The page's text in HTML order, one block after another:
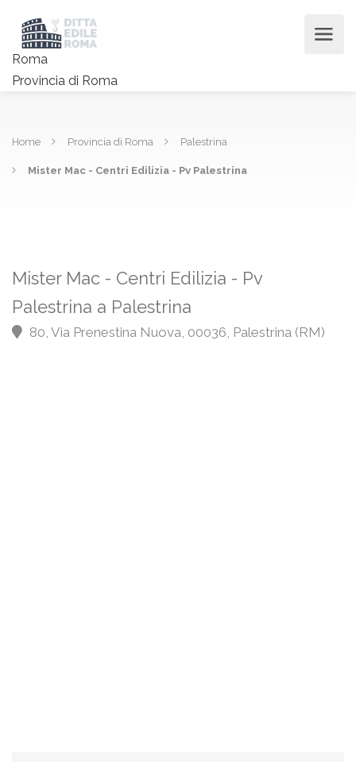
Roma
Provincia di Roma
Home Provincia di Roma Palestrina
Mister Mac - Centri Edilizia - Pv Palestrina
Mister Mac - Centri Edilizia - Pv
Palestrina a Palestrina
80, Via Prenestina Nuova, 00036, Palestrina (RM)